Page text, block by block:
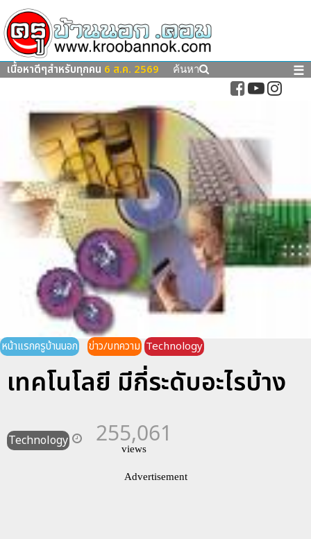
เนื้อหาดีๆสำหรับทุกคน 6 ส.ค. 2569 ค้นหา ☰
หน้าแรกครูบ้านนอก ข่าว/บทความ Technology
เทคโนโลยี มีกี่ระดับอะไรบ้าง
Technology 255,061
views
Advertisement